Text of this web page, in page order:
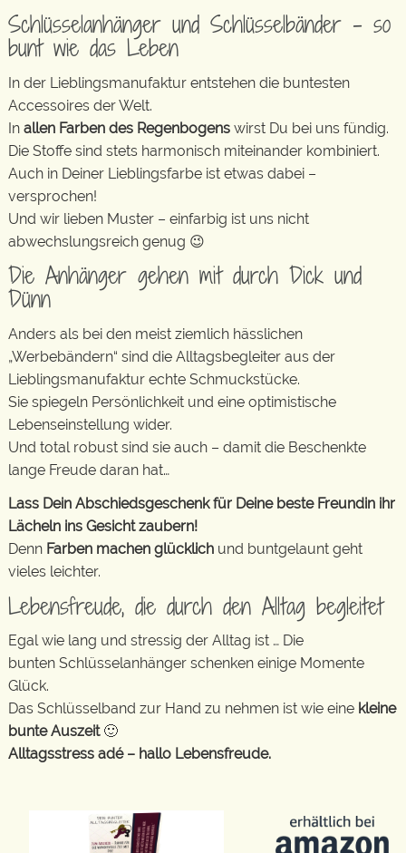
Schlüsselanhänger und Schlüsselbänder – so
bunt wie das Leben
In der Lieblingsmanufaktur entstehen die buntesten
Accessoires der Welt.
In allen Farben des Regenbogens wirst Du bei uns fündig.
Die Stoffe sind stets harmonisch miteinander kombiniert.
Auch in Deiner Lieblingsfarbe ist etwas dabei –
versprochen!
Und wir lieben Muster – einfarbig ist uns nicht
abwechslungsreich genug 😉
Die Anhänger gehen mit durch Dick und
Dünn
Anders als bei den meist ziemlich hässlichen
„Werbebändern“ sind die Alltagsbegleiter aus der
Lieblingsmanufaktur echte Schmuckstücke.
Sie spiegeln Persönlichkeit und eine optimistische
Lebenseinstellung wider.
Und total robust sind sie auch – damit die Beschenkte
lange Freude daran hat…
Lass Dein Abschiedsgeschenk für Deine beste Freundin ihr
Lächeln ins Gesicht zaubern!
Denn Farben machen glücklich und buntgelaunt geht
vieles leichter.
Lebensfreude, die durch den Alltag begleitet
Egal wie lang und stressig der Alltag ist … Die
bunten Schlüsselanhänger schenken einige Momente
Glück.
Das Schlüsselband zur Hand zu nehmen ist wie eine kleine
bunte Auszeit🙂
Alltagsstress adé – hallo Lebensfreude.